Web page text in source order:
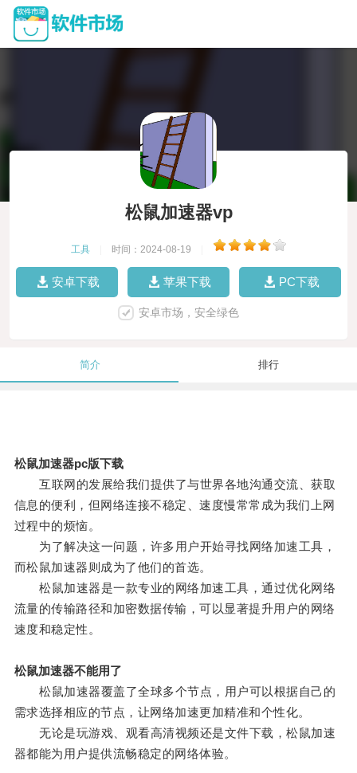
松鼠加速器vp
工具 时间：2024-08-19
安卓下载 苹果下载 PC下载
安卓市场，安全绿色
简介 排行
松鼠加速器pc版下载
互联网的发展给我们提供了与世界各地沟通交流、获取
信息的便利，但网络连接不稳定、速度慢常常成为我们上网
过程中的烦恼。
为了解决这一问题，许多用户开始寻找网络加速工具，
而松鼠加速器则成为了他们的首选。
松鼠加速器是一款专业的网络加速工具，通过优化网络
流量的传输路径和加密数据传输，可以显著提升用户的网络
速度和稳定性。
松鼠加速器不能用了
松鼠加速器覆盖了全球多个节点，用户可以根据自己的
需求选择相应的节点，让网络加速更加精准和个性化。
无论是玩游戏、观看高清视频还是文件下载，松鼠加速
器都能为用户提供流畅稳定的网络体验。